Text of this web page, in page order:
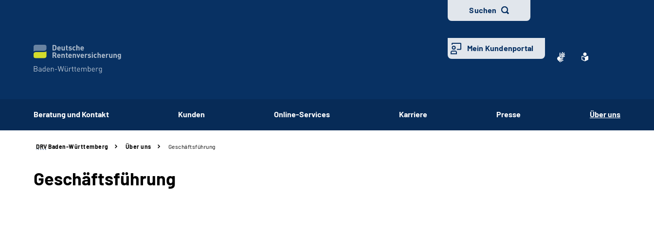
Suchen
Mein Kundenportal
Beratung und Kontakt Kunden Online-Services Karriere Presse Über uns
DRV Baden-Württemberg Über uns Geschäftsführung
Geschäftsführung